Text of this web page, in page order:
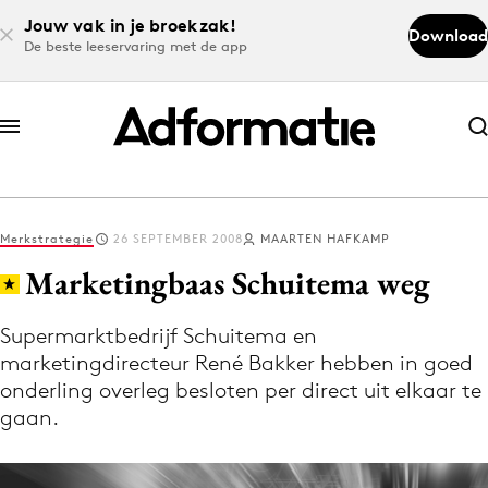
Jouw vak in je broekzak!
De beste leeservaring met de app
Download
Abonneer nu
Abonneer nu
Log in
Download de app
Volg het laatste nieuws via de Adformatie
Nieuws app
Merkstrategie 26 SEPTEMBER 2008 MAARTEN HAFKAMP
Marketingbaas Schuitema weg
Supermarktbedrijf Schuitema en
marketingdirecteur René Bakker hebben in goed
onderling overleg besloten per direct uit elkaar te
gaan.